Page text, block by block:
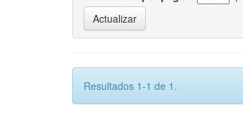
Resultados 1-1 de 1.